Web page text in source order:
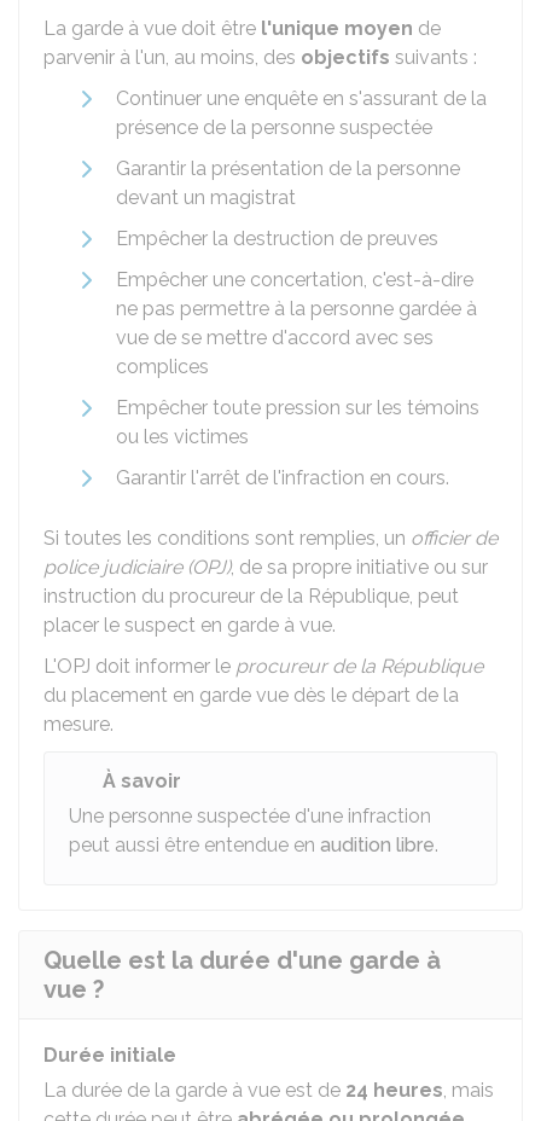
La garde à vue doit être l'unique moyen de
parvenir à l'un, au moins, des objectifs suivants :
Continuer une enquête en s'assurant de la
présence de la personne suspectée
Garantir la présentation de la personne
devant un magistrat
Empêcher la destruction de preuves
Empêcher une concertation, c'est-à-dire
ne pas permettre à la personne gardée à
vue de se mettre d'accord avec ses
complices
Empêcher toute pression sur les témoins
ou les victimes
Garantir l'arrêt de l'infraction en cours.
Si toutes les conditions sont remplies, un officier de
police judiciaire (OPJ), de sa propre initiative ou sur
instruction du procureur de la République, peut
placer le suspect en garde à vue.
L'OPJ doit informer le procureur de la République
du placement en garde vue dès le départ de la
mesure.
À savoir
Une personne suspectée d'une infraction
peut aussi être entendue en audition libre.
Quelle est la durée d'une garde à
vue ?
Durée initiale
La durée de la garde à vue est de 24 heures, mais